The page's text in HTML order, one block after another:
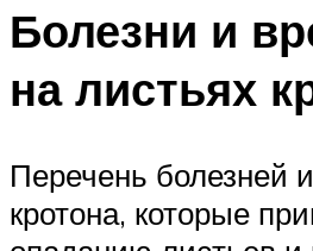
Болезни и
на листьях
Перечень болезней
кротона, которые